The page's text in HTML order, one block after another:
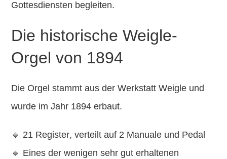
Gottesdiensten begleiten.
Die historische Weigle-
Orgel von 1894
Die Orgel stammt aus derWerkstatt Weigle und
wurde im Jahr 1894 erbaut.
🔹 21 Register, verteilt auf 2 Manuale und Pedal
🔹 Eines der wenigensehr gut erhaltenen